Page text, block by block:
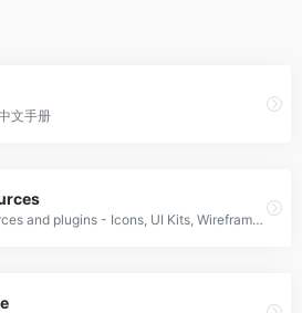
文手册
Free design resources and plugins - Icons, UI Kits, Wireframes, iOS, Android Templates for Sketch